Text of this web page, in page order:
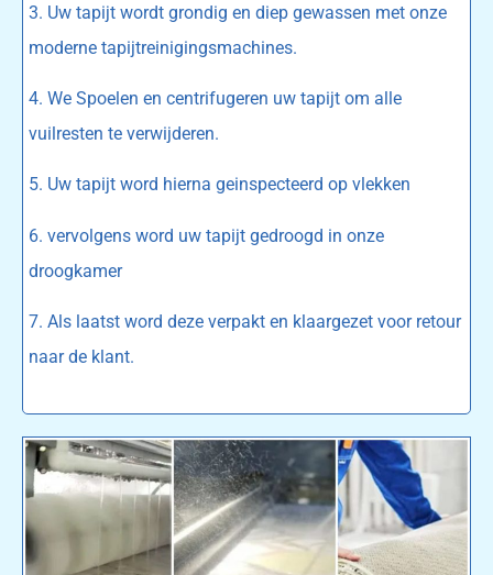
3. Uw tapijt wordt grondig en diep gewassen met onze
moderne tapijtreinigingsmachines.
4. We Spoelen en centrifugeren uw tapijt om alle
vuilresten te verwijderen.
5. Uw tapijt word hierna geinspecteerd op vlekken
6. vervolgens word uw tapijt gedroogd in onze
droogkamer
7. Als laatst word deze verpakt en klaargezet voor retour
naar de klant.